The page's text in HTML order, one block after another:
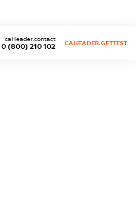
0 (800) 210 102
caHeader.contact
CAHEADER.GETTEST